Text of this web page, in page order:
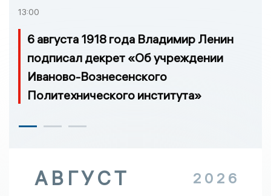
13:00
6 августа 1918 года Владимир Ленин
подписал декрет «Об учреждении
Иваново-Вознесенского
Политехнического института»
АВГУСТ 2026